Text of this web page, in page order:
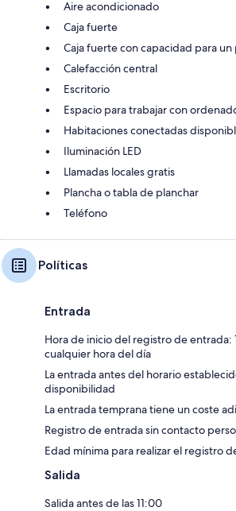
Aire acondicionado
Caja fuerte
Caja fuerte con capacidad para
Calefacción central
Escritorio
Espacio para trabajar con
Habitaciones conectadas
Iluminación LED
Llamadas locales gratis
Plancha o tabla de planchar
Teléfono
Políticas
Entrada
Hora de inicio del registro de entrada:
cualquier hora del día
La entrada antes del horario
disponibilidad
La entrada temprana tiene un coste
Registro de entrada sin contacto
Edad mínima para realizar el registro
Salida
Salida antes de las 11:00